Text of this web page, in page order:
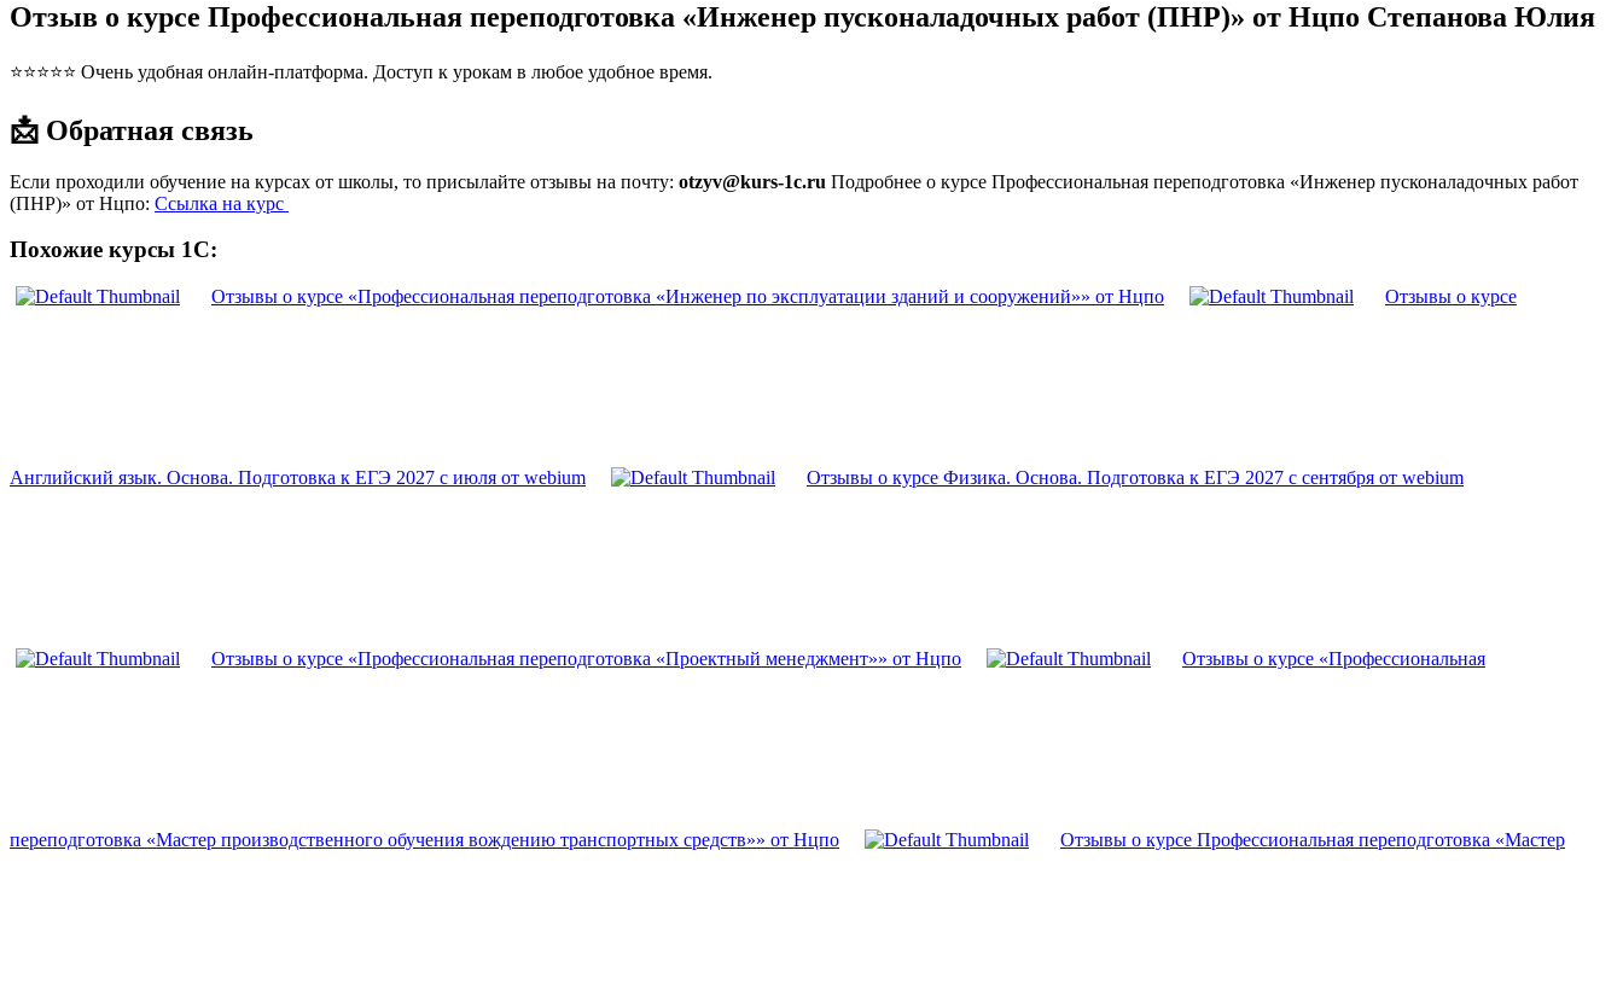
Отзыв о курсе Профессиональная переподготовка «Инженер пусконаладочных работ (ПНР)» от Нцпо Степанова Юлия
⭐⭐⭐⭐⭐ Очень удобная онлайн-платформа. Доступ к урокам в любое удобное время.
📩 Обратная связь
Если проходили обучение на курсах от школы, то присылайте отзывы на почту: otzyv@kurs-1c.ru Подробнее о курсе Профессиональная переподготовка «Инженер пусконаладочных работ
(ПНР)» от Нцпо: Ссылка на курс
Похожие курсы 1С:
Отзывы о курсе «Профессиональная переподготовка «Инженер по эксплуатации зданий и сооружений»» от Нцпо Отзывы о курсе
Английский язык. Основа. Подготовка к ЕГЭ 2027 с июля от webium Отзывы о курсе Физика. Основа. Подготовка к ЕГЭ 2027 с сентября от webium
Отзывы о курсе «Профессиональная переподготовка «Проектный менеджмент»» от Нцпо Отзывы о курсе «Профессиональная
переподготовка «Мастер производственного обучения вождению транспортных средств»» от Нцпо Отзывы о курсе Профессиональная переподготовка «Мастер